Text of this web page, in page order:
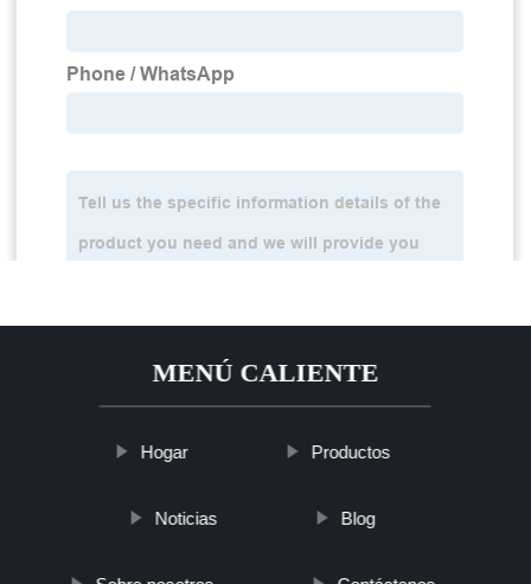
MENÚ CALIENTE
Hogar Productos
Noticias Blog